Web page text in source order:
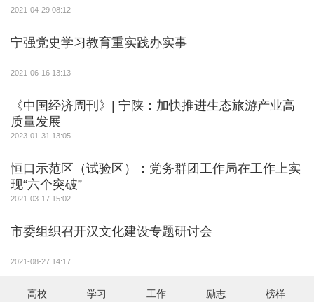
2021-04-29 08:12
宁强党史学习教育重实践办实事
2021-06-16 13:13
《中国经济周刊》| 宁陕：加快推进生态旅游产业高
质量发展
2023-01-31 13:05
恒口示范区（试验区）：党务群团工作局在工作上实
现“六个突破”
2021-03-17 15:02
市委组织召开汉文化建设专题研讨会
2021-08-27 14:17
高校 学习 工作 励志 榜样